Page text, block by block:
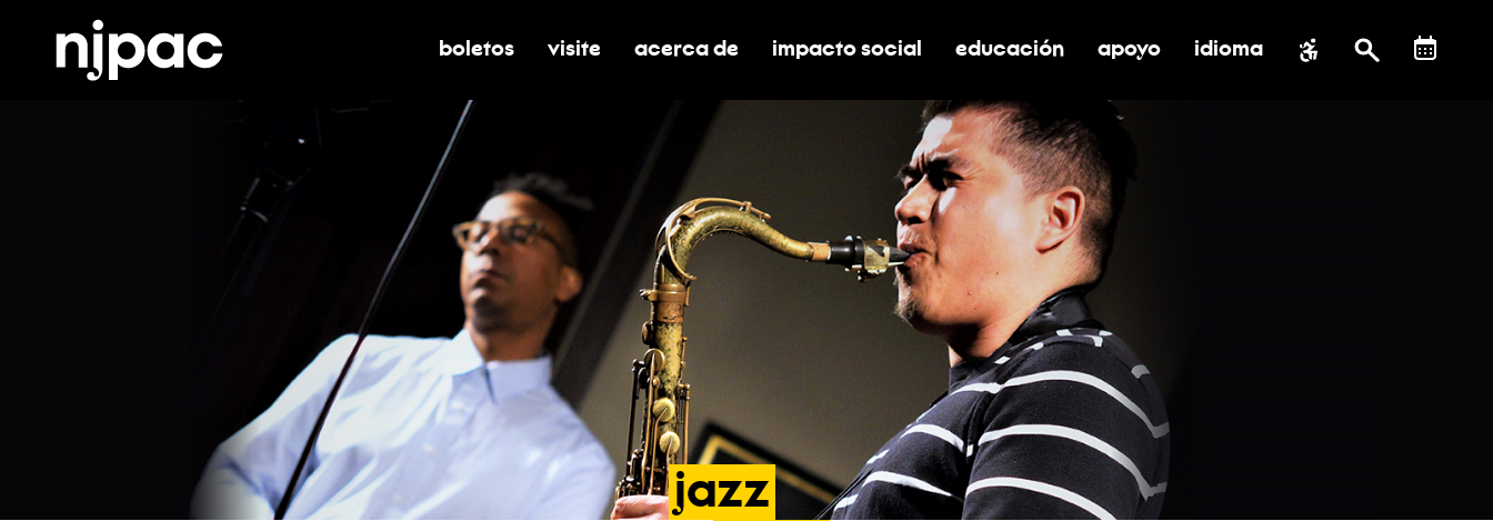
alternar submenú de boletos
boletos alternar submenú de visite
visite alternar submenú de acerca de
acerca de activar/desactivar el submenú de impacto social
impacto social alternar submenú de educación
educación alternar submenú de asistencia
apoyo idioma
jazz